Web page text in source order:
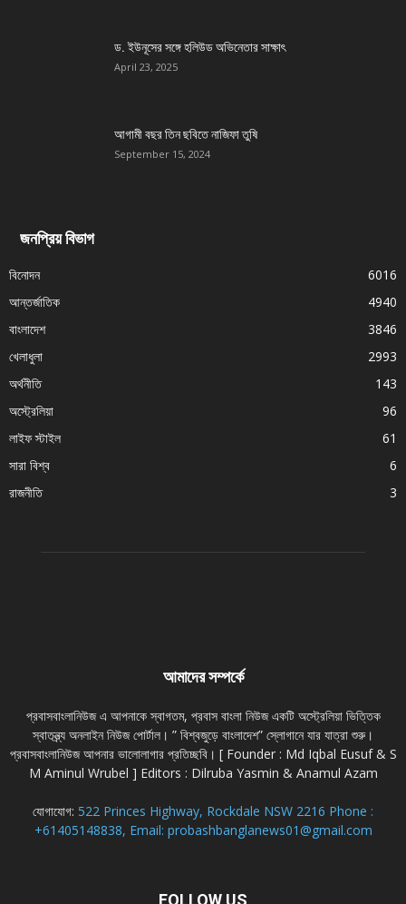
ড. ইউনূসের সঙ্গে হলিউড অভিনেতার সাক্ষাৎ
April 23, 2025
আগামী বছর তিন ছবিতে নাজিফা তুষি
September 15, 2024
জনপ্রিয় বিভাগ
বিনোদন
6016
আন্তর্জাতিক
4940
বাংলাদেশ
3846
খেলাধুলা
2993
অর্থনীতি
143
অস্ট্রেলিয়া
96
লাইফ স্টাইল
61
সারা বিশ্ব
6
রাজনীতি
3
আমাদের সম্পর্কে
প্রবাসবাংলানিউজ এ আপনাকে স্বাগতম, প্রবাস বাংলা নিউজ একটি অস্ট্রেলিয়া ভিত্তিক
স্বাতন্ত্র্য অনলাইন নিউজ পোর্টাল। ” বিশ্বজুড়ে বাংলাদেশ” স্লোগানে যার যাত্রা শুরু।
প্রবাসবাংলানিউজ আপনার ভালোলাগার প্রতিচ্ছবি। [ Founder : Md Iqbal Eusuf & S
M Aminul Wrubel ] Editors : Dilruba Yasmin & Anamul Azam
যোগাযোগ: 522 Princes Highway, Rockdale NSW 2216 Phone :
+61405148838, Email: probashbanglanews01@gmail.com
FOLLOW US